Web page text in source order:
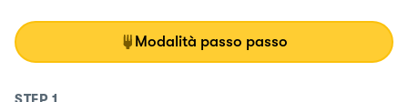
Modalità passo passo